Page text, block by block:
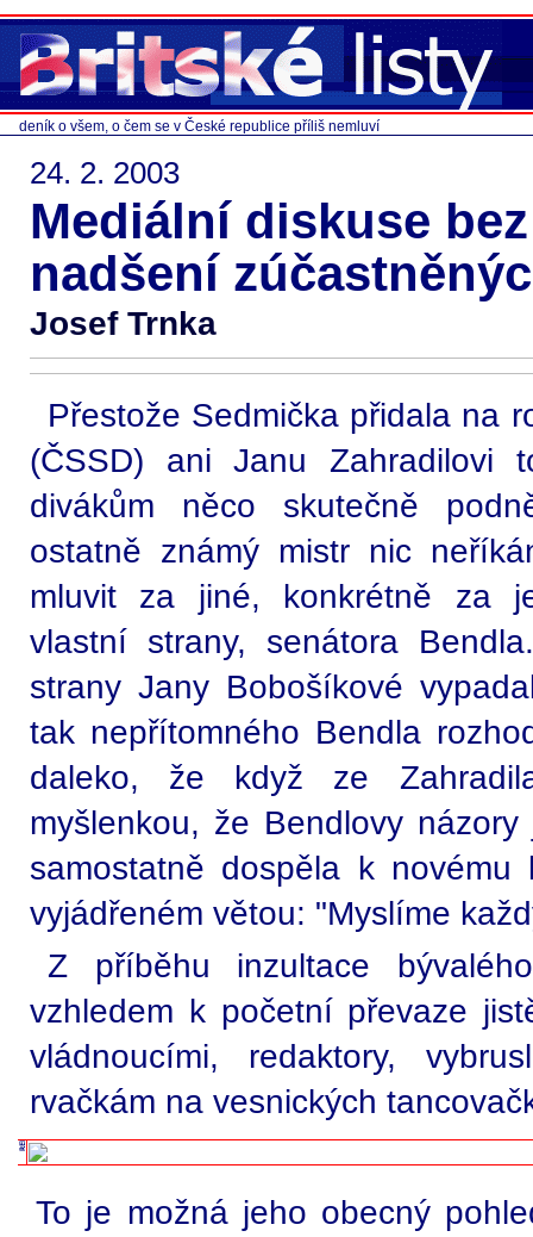
deník o všem, o čem se v České republice příliš nemluví
24. 2. 2003
Mediální diskuse
nadšení
Josef Trnka
Přestože Sedmička přidala na
(ČSSD) ani Janu Zahradilovi
divákům něco skutečně
ostatně známý mistr nic
mluvit za jiné, konkrétně za
vlastní strany, senátora
strany Jany Bobošíkové
tak nepřítomného Bendla
daleko, že když ze
myšlenkou, že Bendlovy
samostatně dospěla k
vyjádřeném větou: "Myslíme
Z příběhu inzultace
vzhledem k početní převaze
vládnoucími, redaktory,
rvačkám na vesnických
To je možná jeho obecný